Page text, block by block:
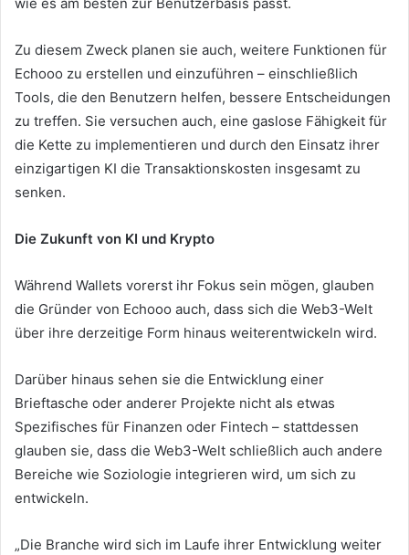
Zu diesem Zweck planen sie auch, weitere Funktionen für
Echooo zu erstellen und einzuführen – einschließlich
Tools, die den Benutzern helfen, bessere Entscheidungen
zu treffen. Sie versuchen auch, eine gaslose Fähigkeit für
die Kette zu implementieren und durch den Einsatz ihrer
einzigartigen KI die Transaktionskosten insgesamt zu
senken.
Die Zukunft von KI und Krypto
Während Wallets vorerst ihr Fokus sein mögen, glauben
die Gründer von Echooo auch, dass sich die Web3-Welt
über ihre derzeitige Form hinaus weiterentwickeln wird.
Darüber hinaus sehen sie die Entwicklung einer
Brieftasche oder anderer Projekte nicht als etwas
Spezifisches für Finanzen oder Fintech – stattdessen
glauben sie, dass die Web3-Welt schließlich auch andere
Bereiche wie Soziologie integrieren wird, um sich zu
entwickeln.
„Die Branche wird sich im Laufe ihrer Entwicklung weiter